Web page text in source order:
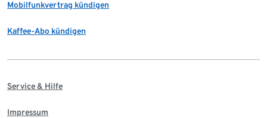
Mobilfunkvertrag kündigen
Kaffee-Abo kündigen
Service & Hilfe
Impressum